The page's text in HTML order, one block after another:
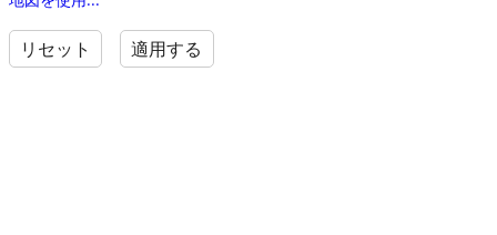
リセット 適用する